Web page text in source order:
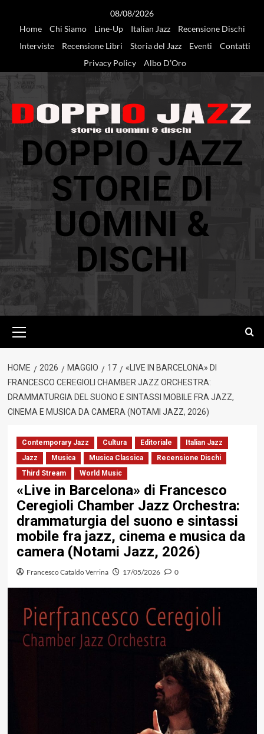
08/08/2026
Home
Chi Siamo Line-Up Italian Jazz
Recensione Dischi
Interviste
Recensione Libri Storia del Jazz Eventi
Contatti
Privacy Policy
Albo D’Oro
DOPPIO JAZZ
STORIE DI
UOMINI &
DISCHI
principale
HOME 2026 MAGGIO 17
«LIVE IN BARCELONA» DI
FRANCESCO CEREGIOLI CHAMBER JAZZ ORCHESTRA:
DRAMMATURGIA DEL SUONO E SINTASSI MOBILE FRA JAZZ,
CINEMA E MUSICA DA CAMERA (NOTAMI JAZZ, 2026)
Contemporary Jazz Cultura Editoriale
Italian Jazz
Jazz
Musica Musica Classica
Recensione Dischi
Third Stream
World Music
«Live in Barcelona» di Francesco
Ceregioli Chamber Jazz Orchestra:
drammaturgia del suono e sintassi
mobile fra jazz, cinema e musica da
camera (Notami Jazz, 2026)
Francesco Cataldo Verrina 17/05/2026 0